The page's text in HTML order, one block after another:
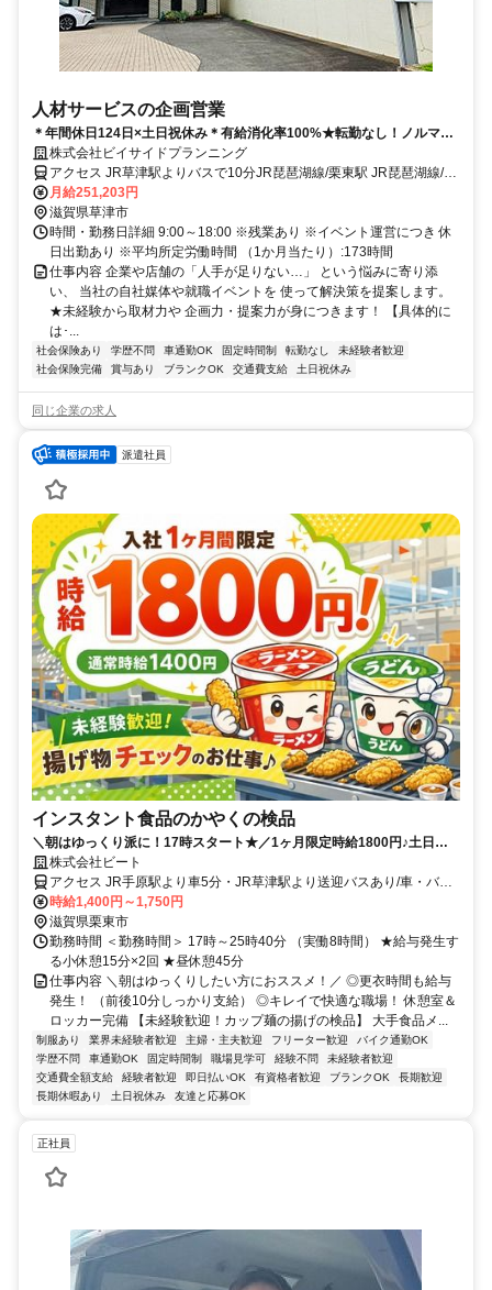
人材サービスの企画営業
＊年間休日124日×土日祝休み＊有給消化率100%★転勤なし！ノルマな
し！未経験からチャレンジしやすい◎
株式会社ビイサイドプランニング
アクセス JR草津駅よりバスで10分JR琵琶湖線/栗東駅 JR琵琶湖線/草
津駅
月給251,203円
滋賀県草津市
時間・勤務日詳細 9:00～18:00 ※残業あり ※イベント運営につき 休
日出勤あり ※平均所定労働時間 （1か月当たり）:173時間
仕事内容 企業や店舗の「人手が足りない…」 という悩みに寄り添
い、 当社の自社媒体や就職イベントを 使って解決策を提案します。
★未経験から取材力や 企画力・提案力が身につきます！ 【具体的に
は･...
社会保険あり 学歴不問 車通勤OK 固定時間制 転勤なし
未経験者歓迎
社会保険完備
賞与あり ブランクOK 交通費支給 土日祝休み
同じ企業の求人
派遣社員
インスタント食品のかやくの検品
＼朝はゆっくり派に！17時スタート★／1ヶ月限定時給1800円♪土日祝
休み♪送迎バスあり♪充電器・Wi-Fi・マッサージチェア完備…など設備も
充実♪
株式会社ビート
アクセス JR手原駅より車5分・JR草津駅より送迎バスあり/車・バイ
ク・自転車通勤
時給1,400円～1,750円
滋賀県栗東市
勤務時間 ＜勤務時間＞ 17時～25時40分 （実働8時間） ★給与発生す
る小休憩15分×2回 ★昼休憩45分
仕事内容 ＼朝はゆっくりしたい方におススメ！／ ◎更衣時間も給与
発生！ （前後10分しっかり支給） ◎キレイで快適な職場！ 休憩室＆
ロッカー完備 【未経験歓迎！カップ麺の揚げの検品】 大手食品メ...
制服あり 業界未経験者歓迎 主婦・主夫歓迎 フリーター歓迎
バイク通勤OK
学歴不問
車通勤OK 固定時間制 職場見学可 経験不問
未経験者歓迎
交通費全額支給
経験者歓迎 即日払いOK 有資格者歓迎 ブランクOK
長期歓迎
長期休暇あり
土日祝休み 友達と応募OK
正社員